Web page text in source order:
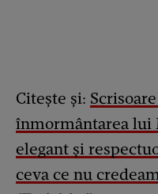
Citește și:
înmormântarea lui
elegant și
ceva ce nu